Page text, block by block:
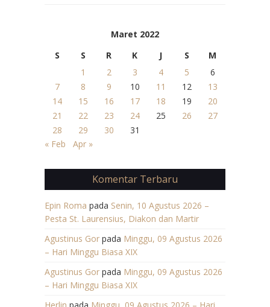
Maret 2022
S
S R K J S
M
1
2 3 4 5
6
7
8 9 10 11 12
13
14
15 16 17 18 19
20
21
22 23 24 25 26
27
28
29 30
31
« Feb
Apr »
Komentar Terbaru
Epin Roma pada Senin, 10 Agustus 2026 –
Pesta St. Laurensius, Diakon dan Martir
Agustinus Gor pada Minggu, 09 Agustus 2026
– Hari Minggu Biasa XIX
Agustinus Gor pada Minggu, 09 Agustus 2026
– Hari Minggu Biasa XIX